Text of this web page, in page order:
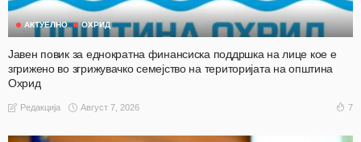
АКТУЕЛНО ОХРИД
Јавен повик за еднократна финансиска поддршка на лице кое е
згрижено во згрижувачко семејство на територијата на општина
Охрид
Редакција Август 7, 2026 7